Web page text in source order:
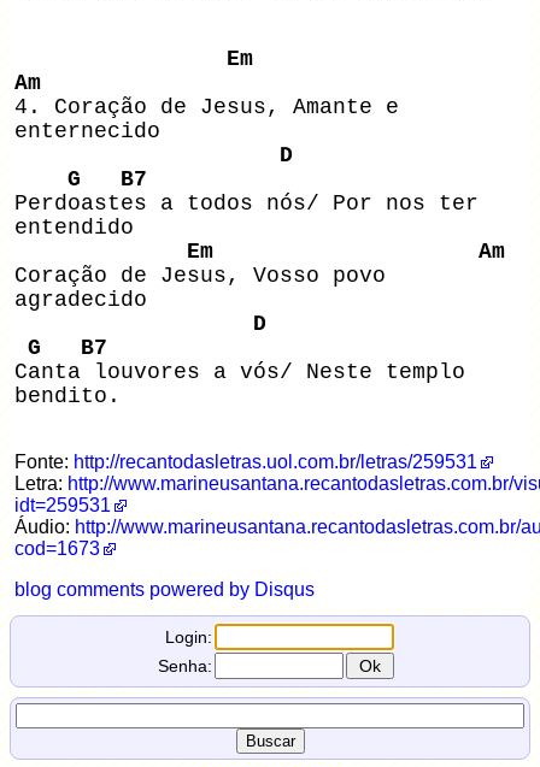
Em
Am
4. Coração de Jesus, Amante e
enternecido
D
G B7
Perdoastes a todos nós/ Por nos ter
entendido
Em Am
Coração de Jesus, Vosso povo
agradecido
D
G B7
Canta louvores a vós/ Neste templo
bendito.
Fonte: http://recantodasletras.uol.com.br/letras/259531
Letra: http://www.marineusantana.recantodasletras.com.br/
idt=259531
Áudio: http://www.marineusantana.recantodasletras.com.br/
cod=1673
blog comments powered by Disqus
Login:
Senha: